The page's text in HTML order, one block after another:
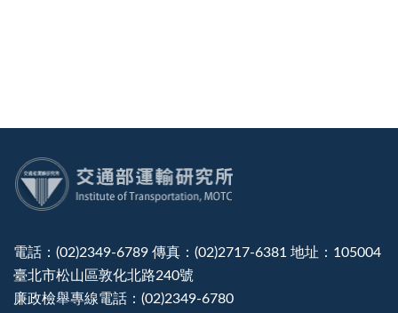
電話：(02)2349-6789 傳真：(02)2717-6381 地址：105004
臺北市松山區敦化北路240號
廉政檢舉專線電話：(02)2349-6780